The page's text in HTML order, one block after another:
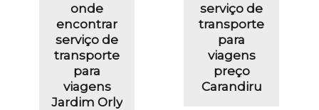
onde
encontrar
serviço de
transporte
para
viagens
Jardim Orly
serviço de
transporte
para
viagens
preço
Carandiru